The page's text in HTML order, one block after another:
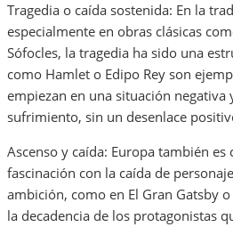
Tragedia o caída sostenida: En la
especialmente en obras clásicas
Sófocles, la tragedia ha sido una
como Hamlet o Edipo Rey son
empiezan en una situación negativa
sufrimiento, sin un desenlace
Ascenso y caída: Europa también es
fascinación con la caída de
ambición, como en El Gran Gatsby
la decadencia de los protagonistas